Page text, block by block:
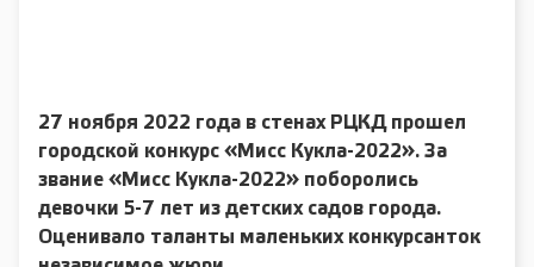
27 ноября 2022 года в стенах РЦКД прошел
городской конкурс «Мисс Кукла-2022». За
звание «Мисс Кукла-2022» поборолись
девочки 5-7 лет из детских садов города.
Оценивало таланты маленьких конкурсанток